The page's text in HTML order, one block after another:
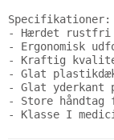
Specifikationer:
- Hærdet rustfri
- Ergonomisk
- Kraftig
- Glat
- Glat yderkant
- Store håndtag
- Klasse I